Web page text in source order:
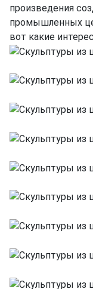
произведения
промышленных
вот какие